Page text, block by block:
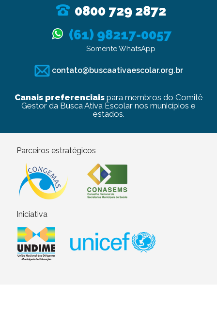
0800 729 2872
(61) 98217-0057
Somente WhatsApp
contato@buscaativaescolar.org.br
Canais preferenciaispara membros do Comitê
Gestor da Busca Ativa Escolar nos municípios e
estados.
Parceiros estratégicos
Iniciativa